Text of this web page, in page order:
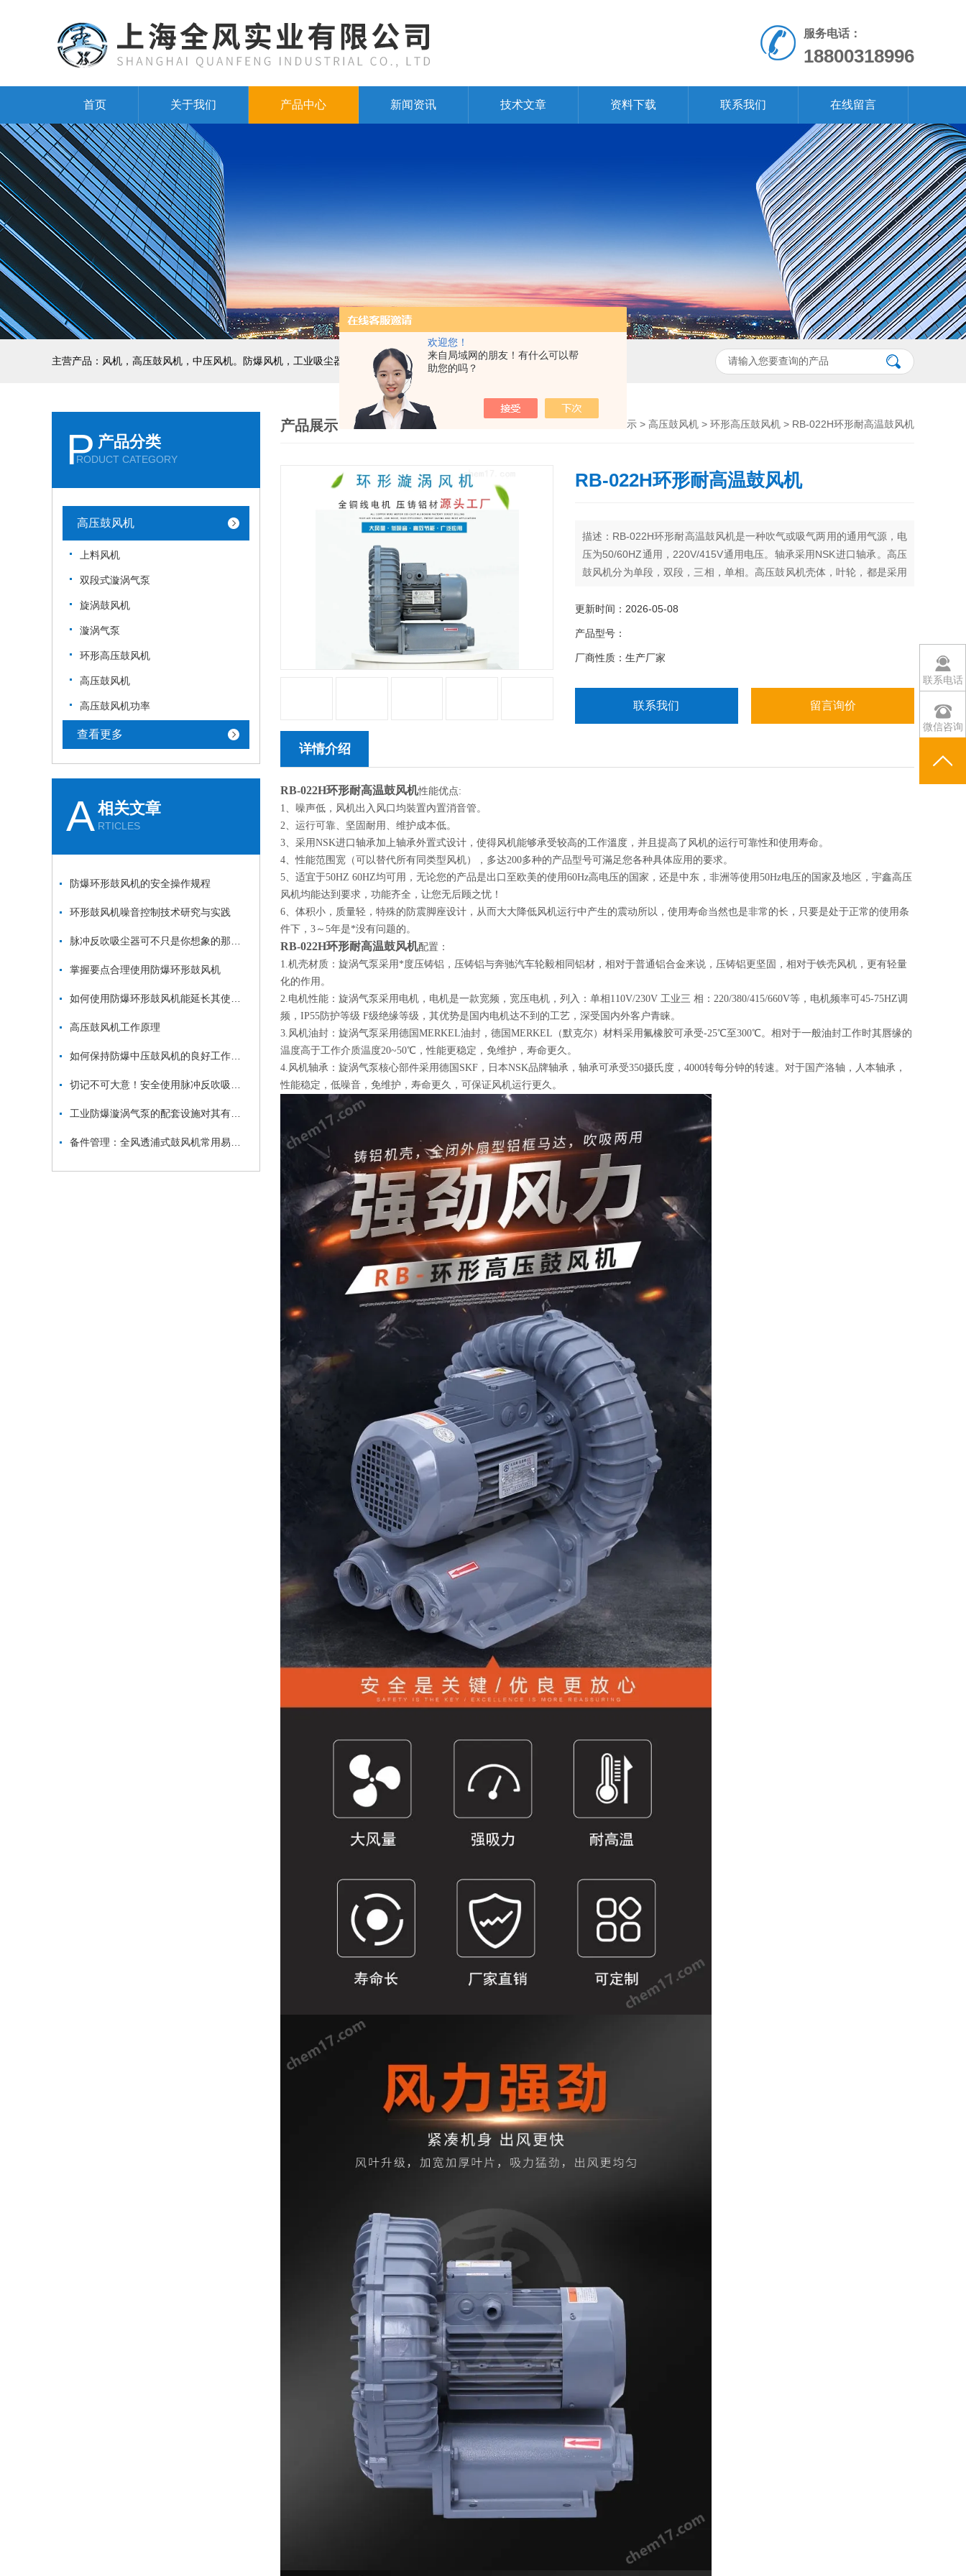
欢迎您！
来自局域网的朋友！有什么可以帮
助您的吗？
服务电话：
18800318996
首页 关于我们 产品中心 新闻资讯 技术文章 资料下载 联系我们 在线留言
主营产品：风机，高压鼓风机，中压风机。防爆风机，工业吸尘器，工业集尘机，减速机，电机
P 产品分类
RODUCT CATEGORY
高压鼓风机
上料风机
双段式漩涡气泵
旋涡鼓风机
漩涡气泵
环形高压鼓风机
高压鼓风机
高压鼓风机功率
查看更多
A相关文章
RTICLES
防爆环形鼓风机的安全操作规程
环形鼓风机噪音控制技术研究与实践
掌握要点合理使用防爆环形鼓风机
高压鼓风机工作原理
产品展示 产品展示 > 高压鼓风机 > 环形高压鼓风机 > RB-022H环形耐高温鼓风机
RB-022H环形耐高温鼓风机
描述：RB-022H环形耐高温鼓风机是一种吹气或吸气两用的通用气源，电
压为50/60HZ通用，220V/415V通用电压。轴承采用NSK进口轴承。高压
鼓风机分为单段，双段，三相，单相。高压鼓风机壳体，叶轮，都是采用
更新时间：2026-05-08
产品型号：
厂商性质：生产厂家
联系我们 留言询价
详情介绍
RB-022H环形耐高温鼓风机性能优点:
1、噪声低，风机出入风口均裝置內置消音管。
2、运行可靠、坚固耐用、维护成本低。
3、采用NSK进口轴承加上轴承外置式设计，使得风机能够承受较高的工作溫度，并且提高了风机的运行可靠性和使用寿命。
4、性能范围宽（可以替代所有同类型风机），多达200多种的产品型号可滿足您各种具体应用的要求。
5、适宜于50HZ 60HZ均可用，无论您的产品是出口至欧美的使用60Hz高电压的国家，还是中东，非洲等使用50Hz电压的国家及地区，宇鑫高压
风机均能达到要求，功能齐全，让您无后顾之忧！
6、体积小，质量轻，特殊的防震脚座设计，从而大大降低风机运行中产生的震动所以，使用寿命当然也是非常的长，只要是处于正常的使用条
件下，3～5年是*没有问题的。
RB-022H环形耐高温鼓风机配置：
1.机壳材质：旋涡气泵采用*度压铸铝，压铸铝与奔驰汽车轮毅相同铝材，相对于普通铝合金来说，压铸铝更坚固，相对于铁壳风机，更有轻量
化的作用。
2.电机性能：旋涡气泵采用电机，电机是一款宽频，宽压电机，列入：单相110V/230V 工业三 相：220/380/415/660V等，电机频率可45-75HZ调
频，IP55防护等级 F级绝缘等级，其优势是国内电机达不到的工艺，深受国内外客户青睐。
3.风机油封：旋涡气泵采用德国MERKEL油封，德国MERKEL（默克尔）材料采用氟橡胶可承受-25℃至300℃。相对于一般油封工作时其唇缘的
温度高于工作介质温度20~50℃，性能更稳定，免维护，寿命更久。
4.风机轴承：旋涡气泵核心部件采用德国SKF，日本NSK品牌轴承，轴承可承受350摄氏度，4000转每分钟的转速。对于国产洛轴，人本轴承，
性能稳定，低噪音，免维护，寿命更久，可保证风机运行更久。
联系电话
微信咨询